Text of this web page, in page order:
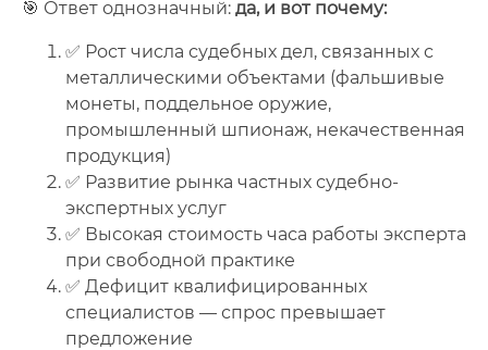
🎯 Ответ однозначный: да, и вот почему:
✅ Рост числа судебных дел, связанных с
металлическими объектами (фальшивые
монеты, поддельное оружие,
промышленный шпионаж, некачественная
продукция)
✅ Развитие рынка частных судебно-
экспертных услуг
✅ Высокая стоимость часа работы эксперта
при свободной практике
✅ Дефицит квалифицированных
специалистов — спрос превышает
предложение